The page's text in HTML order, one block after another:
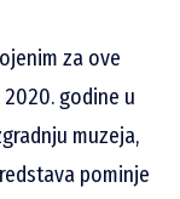
za ove
godine u
muzeja,
pominje